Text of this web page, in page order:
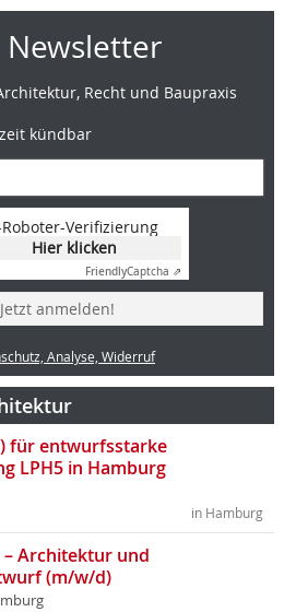
Newsletter
Recht und Baupraxis
kündbar
Verifizierung
Hier klicken
FriendlyCaptcha ⇗
anmelden!
Analyse, Widerruf
für entwurfsstarke
LPH5 in Hamburg
in Hamburg
Architektur und
(m/w/d)